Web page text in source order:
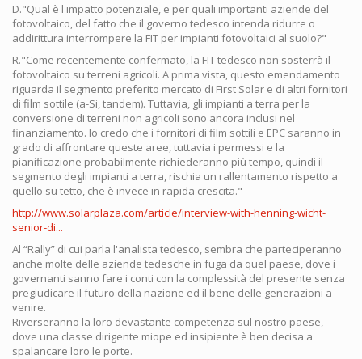
D."Qual è l'impatto potenziale, e per quali importanti aziende del
fotovoltaico, del fatto che il governo tedesco intenda ridurre o
addirittura interrompere la FIT per impianti fotovoltaici al suolo?"
R."Come recentemente confermato, la FIT tedesco non sosterrà il
fotovoltaico su terreni agricoli. A prima vista, questo emendamento
riguarda il segmento preferito mercato di First Solar e di altri fornitori
di film sottile (a-Si, tandem). Tuttavia, gli impianti a terra per la
conversione di terreni non agricoli sono ancora inclusi nel
finanziamento. Io credo che i fornitori di film sottili e EPC saranno in
grado di affrontare queste aree, tuttavia i permessi e la
pianificazione probabilmente richiederanno più tempo, quindi il
segmento degli impianti a terra, rischia un rallentamento rispetto a
quello su tetto, che è invece in rapida crescita."
http://www.solarplaza.com/article/interview-with-henning-wicht-
senior-di...
Al “Rally” di cui parla l'analista tedesco, sembra che parteciperanno
anche molte delle aziende tedesche in fuga da quel paese, dove i
governanti sanno fare i conti con la complessità del presente senza
pregiudicare il futuro della nazione ed il bene delle generazioni a
venire.
Riverseranno la loro devastante competenza sul nostro paese,
dove una classe dirigente miope ed insipiente è ben decisa a
spalancare loro le porte.